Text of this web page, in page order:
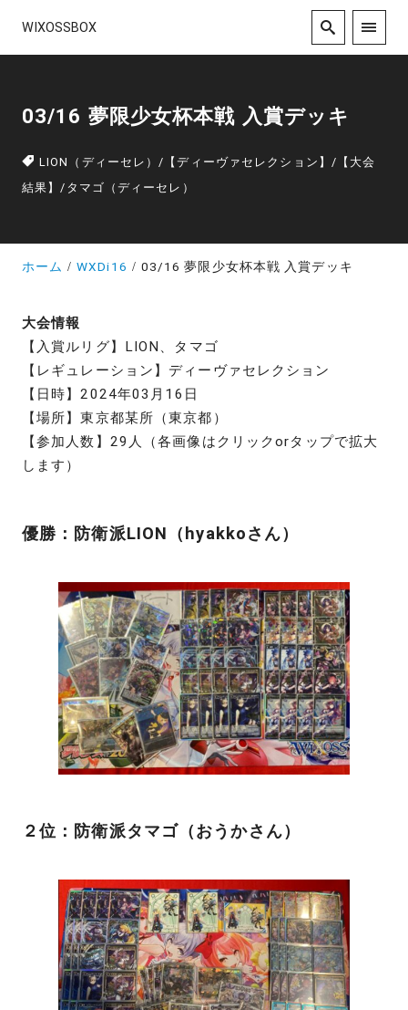
WIXOSSBOX
03/16 夢限少女杯本戦 入賞デッキ
LION（ディーセレ）/ 【ディーヴァセレクション】 / 【大会
結果】/ タマゴ（ディーセレ）
ホーム WXDi16 03/16 夢限少女杯本戦 入賞デッキ
大会情報
【入賞ルリグ】LION、タマゴ
【レギュレーション】ディーヴァセレクション
【日時】2024年03月16日
【場所】東京都某所（東京都）
【参加人数】29人（各画像はクリックorタップで拡大
します）
優勝：防衛派LION（hyakkoさん）
２位：防衛派タマゴ（おうかさん）